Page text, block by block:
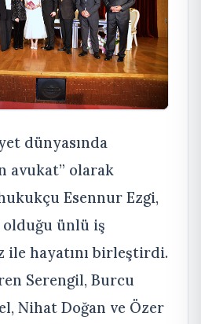
dünyasında
avukat” olarak
Esennur Ezgi,
ünlü iş
ile hayatını birleştirdi.
Serengil, Burcu
Nihat Doğan ve Özer